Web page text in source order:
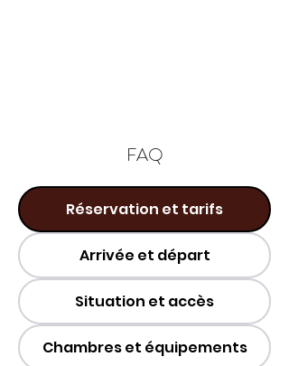
FAQ
Réservation et tarifs
Arrivée et départ
Situation et accès
Chambres et équipements